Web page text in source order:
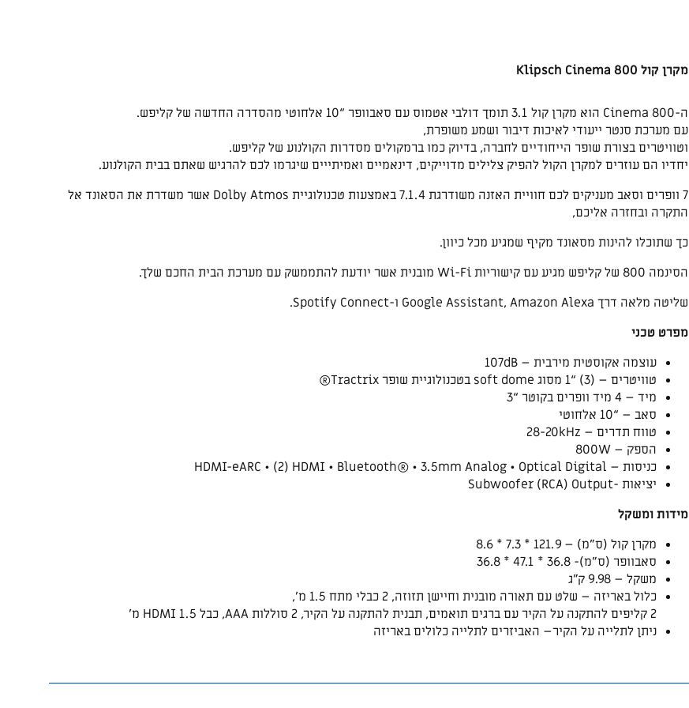
מקרן קול Klipsch Cinema 800
ה-Cinema 800 הוא מקרן קול 3.1 תומך דולבי אטמוס עם סאבוופר “10 אלחוטי מהסדרה החדשה של קליפש.
עם מערכת סנטר ייעודי לאיכות דיבור ושמע משופרת,
וטוויטרים בצורת שופר הייחודיים לחברה, בדיוק כמו ברמקולים מסדרות הקולנוע של קליפש.
יחדיו הם עוזרים למקרן הקול להפיק צלילים מדוייקים, דינאמיים ואמיתייים שיגרמו לכם להרגיש שאתם בבית הקולנוע.
7 וופרים וסאב מעניקים לכם חוויית האזנה משודרגת 7.1.4 באמצעות טכנולוגיית Dolby Atmos אשר משדרת את הסאונד אל
התקרה ובחזרה אליכם,
כך שתוכלו להינות מסאונד מקיף שמגיע מכל כיוון.
הסינמה 800 של קליפש מגיע עם קישוריות Wi-Fi מובנית אשר יודעת להתממשק עם מערכת הבית החכם שלך.
שליטה מלאה דרך Google Assistant, Amazon Alexa ו-Spotify Connect.
מפרט טכני
עוצמה אקוסטית מירבית – 107dB
טוויטרים – (3) “1 מסוג soft dome בטכנולוגיית שופר Tractrix®
מיד – 4 מיד וופרים בקוטר “3
סאב – “10 אלחוטי
טווח תדרים – 28-20kHz
הספק – 800W
כניסות – HDMI-eARC • (2) HDMI • Bluetooth® • 3.5mm Analog • Optical Digital
יציאות -Subwoofer (RCA) Output
מידות ומשקל
מקרן קול (ס”מ) – 121.9 * 7.3 * 8.6
סאבוופר (ס”מ)- 36.8 * 47.1 * 36.8
משקל – 9.98 ק”ג
כלול באריזה – שלט עם תאורה מובנית וחיישן תזוזה, 2 כבלי מתח 1.5 מ’,
2 קליפים להתקנה על הקיר עם ברגים תואמים, תבנית להתקנה על הקיר, 2 סוללות AAA, כבל HDMI 1.5 מ’
ניתן לתלייה על הקיר– האביזרים לתלייה כלולים באריזה